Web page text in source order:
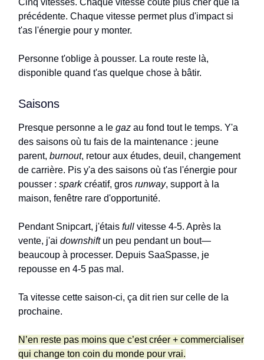
Cinq vitesses. Chaque vitesse coûte plus cher que la
précédente. Chaque vitesse permet plus d'impact si
t'as l'énergie pour y monter.
Personne t'oblige à pousser. La route reste là,
disponible quand t'as quelque chose à bâtir.
Saisons
Presque personne a le gaz au fond tout le temps. Y'a
des saisons où tu fais de la maintenance : jeune
parent, burnout, retour aux études, deuil, changement
de carrière. Pis y'a des saisons où t'as l'énergie pour
pousser : sparkcréatif, gros runway, support à la
maison, fenêtre rare d'opportunité.
Pendant Snipcart, j'étais full vitesse 4-5. Après la
vente, j'ai downshiftun peu pendant un bout—
beaucoup à processer. Depuis SaaSpasse, je
repousse en 4-5 pas mal.
Ta vitesse cette saison-ci, ça dit rien sur celle de la
prochaine.
N’en reste pas moins que c’est créer + commercialiser
qui change ton coin du monde pour vrai.